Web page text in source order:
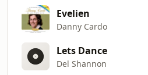
Evelien
Danny Cardo
Lets Dance
Del Shannon